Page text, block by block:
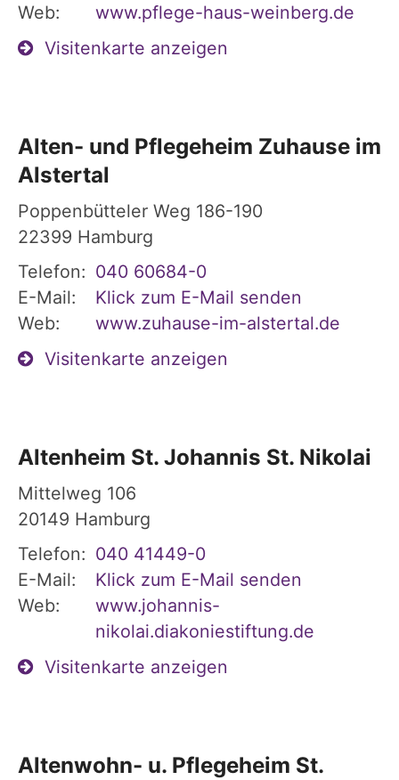
Web:
www.pflege-haus-weinberg.de
Visitenkarte anzeigen
Alten- und Pflegeheim Zuhause im
Alstertal
Poppenbütteler Weg 186-190
22399 Hamburg
Telefon: 040 60684-0
E-Mail:
Klick zum E-Mail senden
Web:
www.zuhause-im-alstertal.de
Visitenkarte anzeigen
Altenheim St. Johannis St. Nikolai
Mittelweg 106
20149 Hamburg
Telefon: 040 41449-0
E-Mail:
Klick zum E-Mail senden
Web:
www.johannis-
nikolai.diakoniestiftung.de
Visitenkarte anzeigen
Altenwohn- u. Pflegeheim St.